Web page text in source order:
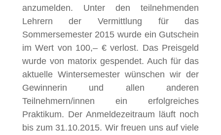
anzumelden. Unter den teilnehmenden
Lehrern der Vermittlung für das
Sommersemester 2015 wurde ein Gutschein
im Wert von 100,– € verlost. Das Preisgeld
wurde von matorix gespendet. Auch für das
aktuelle Wintersemester wünschen wir der
Gewinnerin und allen anderen
Teilnehmern/innen ein erfolgreiches
Praktikum. Der Anmeldezeitraum läuft noch
bis zum 31.10.2015. Wir freuen uns auf viele